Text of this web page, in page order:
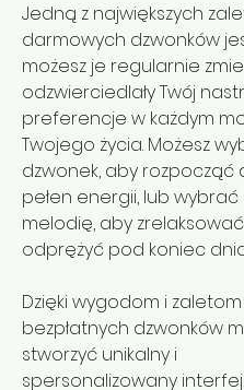
Jedną z największych
darmowych dzwonków
możesz je regularnie
odzwierciedlały Twój
preferencje w każdym
Twojego życia. Możesz
dzwonek, aby rozpocząć
pełen energii, lub
melodię, aby
odprężyć pod koniec
Dzięki wygodom i zaletom
bezpłatnych dzwonków
stworzyć unikalny i
spersonalizowany